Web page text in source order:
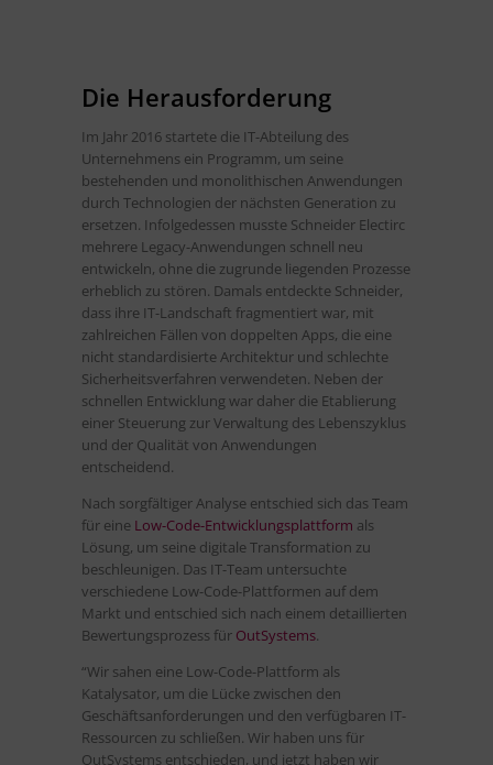
Die Herausforderung
Im Jahr 2016 startete die IT-Abteilung des
Unternehmens ein Programm, um seine
bestehenden und monolithischen Anwendungen
durch Technologien der nächsten Generation zu
ersetzen. Infolgedessen musste Schneider Electirc
mehrere Legacy-Anwendungen schnell neu
entwickeln, ohne die zugrunde liegenden Prozesse
erheblich zu stören. Damals entdeckte Schneider,
dass ihre IT-Landschaft fragmentiert war, mit
zahlreichen Fällen von doppelten Apps, die eine
nicht standardisierte Architektur und schlechte
Sicherheitsverfahren verwendeten. Neben der
schnellen Entwicklung war daher die Etablierung
einer Steuerung zur Verwaltung des Lebenszyklus
und der Qualität von Anwendungen
entscheidend.
Nach sorgfältiger Analyse entschied sich das Team
für eine Low-Code-Entwicklungsplattform als
Lösung, um seine digitale Transformation zu
beschleunigen. Das IT-Team untersuchte
verschiedene Low-Code-Plattformen auf dem
Markt und entschied sich nach einem detaillierten
Bewertungsprozess für OutSystems.
“Wir sahen eine Low-Code-Plattform als
Katalysator, um die Lücke zwischen den
Geschäftsanforderungen und den verfügbaren IT-
Ressourcen zu schließen. Wir haben uns für
OutSystems entschieden, und jetzt haben wir